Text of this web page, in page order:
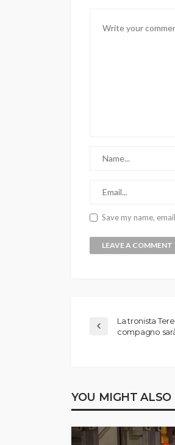
Save my name,
La tronista
compagno
YOU MIGHT ALSO